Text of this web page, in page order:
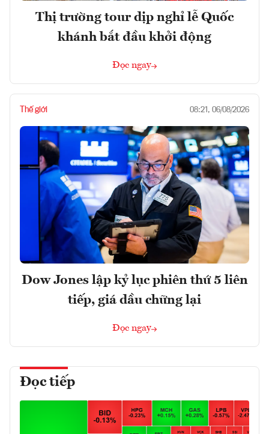
Thị trường tour dịp nghỉ lễ Quốc
khánh bắt đầu khởi động
Đọc ngay
Thế giới 08:21, 06/08/2026
Dow Jones lập kỷ lục phiên thứ 5 liên
tiếp, giá dầu chững lại
Đọc ngay
Đọc tiếp